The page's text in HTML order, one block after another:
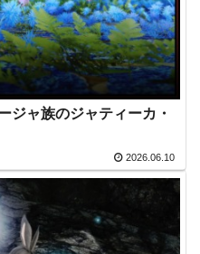
ジャ族のジャティーカ・
2026.06.10